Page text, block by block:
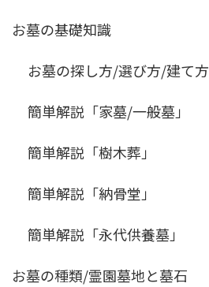
お墓の基礎知識
お墓の探し方/選び方/建て方
簡単解説「家墓/一般墓」
簡単解説「樹木葬」
簡単解説「納骨堂」
簡単解説「永代供養墓」
お墓の種類/霊園墓地と墓石